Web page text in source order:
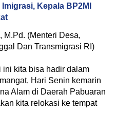
Kepala BP2MI
M.Pd. (Menteri Desa,
Dan Transmigrasi RI)
ini kita bisa hadir dalam
Hari Senin kemarin
Alam di Daerah Pabuaran
kita relokasi ke tempat